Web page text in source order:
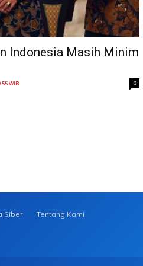
Indonesia Masih Minim
WIB 0
Siber
Tentang Kami